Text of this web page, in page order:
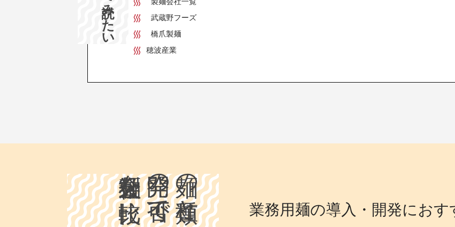
武蔵野フーズ
橋爪製麺
穂波産業
麺の種類と
開発の可否で
製麺会社を比較
業務用麺の導入・開発におす